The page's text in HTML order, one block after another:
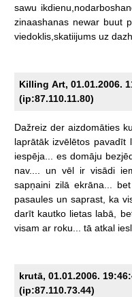
sawu
zinaashanas newar buut
viedoklis,skatiijums uz
Killing Art, 01.01.2006.
(ip:87.110.11.80)
Dažreiz der aizdomāties
laprātāk izvēlētos pavadīt
iespēja...
es domāju
nav....
un vēl ir visādi
sapņaini zilā ekrāna... bet
pasaules un saprast, ka
darīt kautko lietas labā,
visam ar roku... tā atkal
krutā, 01.01.2006.
(ip:87.110.73.44)